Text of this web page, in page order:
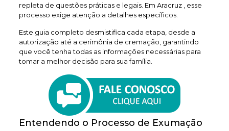
repleta de questões práticas e legais. Em Aracruz , esse
processo exige atenção a detalhes específicos.
Este guia completo desmistifica cada etapa, desde a
autorização até a cerimônia de cremação, garantindo
que você tenha todas as informações necessárias para
tomar a melhor decisão para sua família.
Entendendo o Processo de Exumação